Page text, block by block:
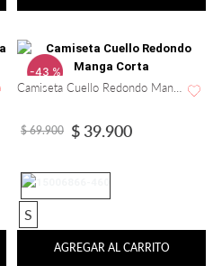
-43 %
$ 69.900 $ 39.900
S
AGREGAR AL CARRITO